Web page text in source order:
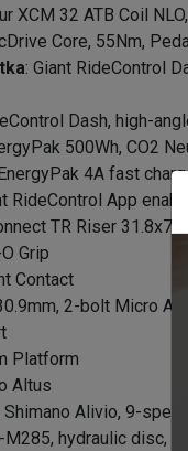
XCM 32 ATB Coil
Core, 55Nm,
: Giant RideControl
Dash, high-
500Wh, CO2
4A fast
RideControl App
TR Riser
Grip
Contact
2-bolt Micro
Platform
Altus
Shimano Alivio, 9-speed
M285, hydraulic disc,